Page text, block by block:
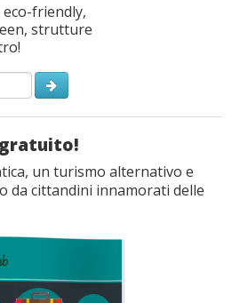
friendly,
strutture
gratuito!
un turismo alternativo e
da cittandini innamorati delle